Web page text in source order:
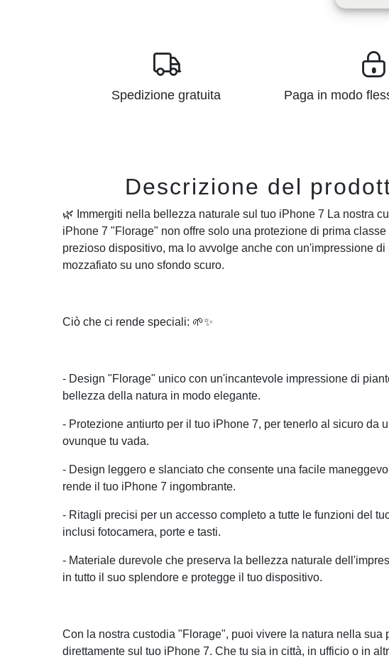
Spedizione gratuita Paga in modo
Descrizione del
🌿 Immergiti nella bellezza naturale sul tuo iPhone 7 La nostra
iPhone 7 "Florage" non offre solo una protezione di prima classe
prezioso dispositivo, ma lo avvolge anche con un'impressione di
mozzafiato su uno sfondo scuro.
Ciò che ci rende speciali: 🌱✨
- Design "Florage" unico con un'incantevole impressione di
bellezza della natura in modo elegante.
- Protezione antiurto per il tuo iPhone 7, per tenerlo al sicuro da
ovunque tu vada.
- Design leggero e slanciato che consente una facile
rende il tuo iPhone 7 ingombrante.
- Ritagli precisi per un accesso completo a tutte le funzioni del
inclusi fotocamera, porte e tasti.
- Materiale durevole che preserva la bellezza naturale
in tutto il suo splendore e protegge il tuo dispositivo.
Con la nostra custodia "Florage", puoi vivere la natura nella sua
direttamente sul tuo iPhone 7. Che tu sia in città, in ufficio o in